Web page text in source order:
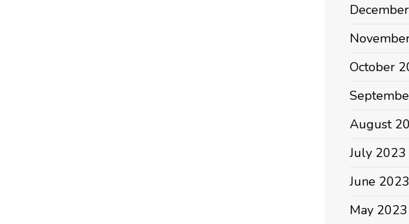
October
August
July 2023
June 2023
May 2023